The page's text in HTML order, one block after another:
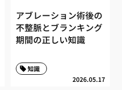
アブレーション術後の
不整脈とブランキング
期間の正しい知識
2026.05.17
知識